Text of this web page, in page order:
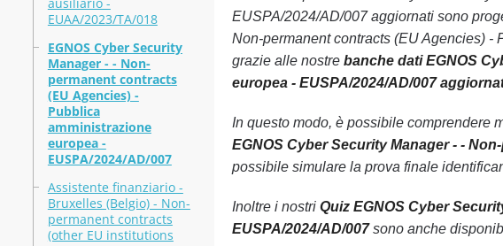
EUAA/2023/TA/018
EGNOS Cyber Security
Manager - - Non-
permanent contracts
(EU Agencies) -
Pubblica
amministrazione
europea -
EUSPA/2024/AD/007
Assistente finanziario -
Bruxelles (Belgio) - Non-
permanent contracts
(other EU institutions
EUSPA/2024/AD/007 aggiornati sono
Non-permanent contracts (EU Agencies) -
grazie alle nostre banche dati EGNOS
europea - EUSPA/2024/AD/007
In questo modo, è possibile comprendere
EGNOS Cyber Security Manager - -
possibile simulare la prova finale
Inoltre i nostri Quiz EGNOS Cyber
EUSPA/2024/AD/007sono anche